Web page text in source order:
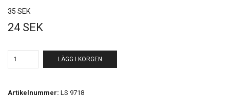
35 SEK
24 SEK
LÄGG I KORGEN
Artikelnummer: LS 9718